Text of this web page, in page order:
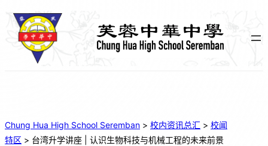
Chung Hua High School Seremban > 校内资讯总汇 > 校闻
特区 > 台湾升学讲座 | 认识生物科技与机械工程的未来前景